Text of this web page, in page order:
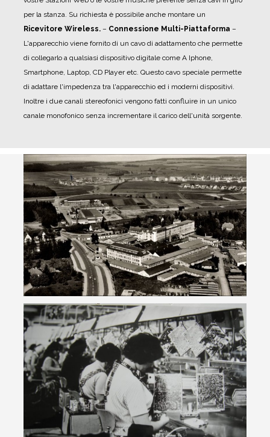
per la stanza. Su richiesta è possibile anche montare un
Ricevitore Wireless. – Connessione Multi-Piattaforma –
L'apparecchio viene fornito di un cavo di adattamento che permette
di collegarlo a qualsiasi dispositivo digitale come A Iphone,
Smartphone, Laptop, CD Player etc. Questo cavo speciale permette
di adattare l'impedenza tra l'apparecchio ed i moderni dispositivi.
Inoltre i due canali stereofonici vengono fatti confluire in un unico
canale monofonico senza incrementare il carico dell'unità sorgente.